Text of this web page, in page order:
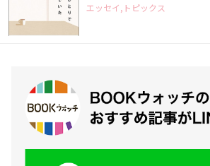
エッセイ,トピックス